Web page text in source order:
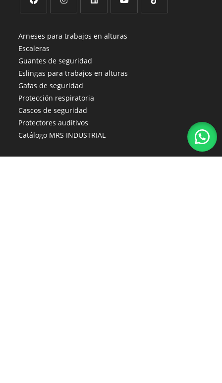
nueva
pestaña
una
pestaña
abre
una
nueva
pestaña
Arneses para trabajos en alturas
Escaleras
Guantes de seguridad
Eslingas para trabajos en alturas
Gafas de seguridad
Protección respiratoria
Cascos de seguridad
Protectores auditivos
Catálogo MRS INDUSTRIAL